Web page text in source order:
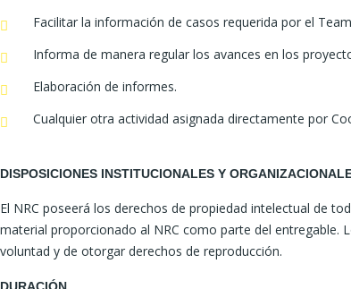
Facilitar la información de casos requerida por el
Informa de manera regular los avances en los
Elaboración de informes.
Cualquier otra actividad asignada directamente por
DISPOSICIONES INSTITUCIONALES Y
El NRC poseerá los derechos de propiedad intelectual de
material proporcionado al NRC como parte del entregable.
voluntad y de otorgar derechos de reproducción.